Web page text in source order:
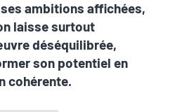
ambitions affichées,
laisse surtout
déséquilibrée,
son potentiel en
cohérente.